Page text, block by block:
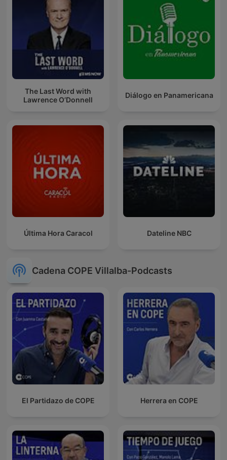
The Last Word with
Lawrence O’Donnell
Diálogo en Panamericana
Última Hora Caracol Dateline NBC
Cadena COPE Villalba-Podcasts
El Partidazo de COPE Herrera en COPE